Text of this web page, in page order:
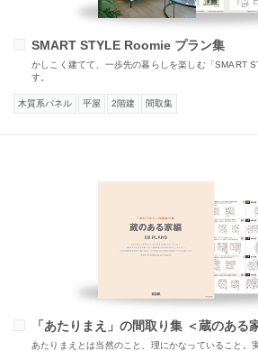
SMART STYLE Roomie プラン集
かしこく建てて、一歩先の暮らしを楽しむ「SMART
す。
木質系パネル 平屋 2階建 間取集
「あたりまえ」の間取り集 ＜蔵のある
あたりまえとは当然のこと、理にかなっていること。